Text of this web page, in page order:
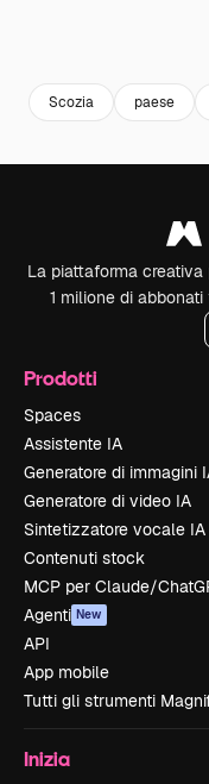
Scozia paese
La piattaforma
1 milione di
Prodotti
Spaces
Assistente IA
Generatore di immagini
Generatore di video IA
Sintetizzatore vocale IA
Contenuti stock
MCP per Claude/
Agenti New
API
App mobile
Tutti gli strumenti
Inizia